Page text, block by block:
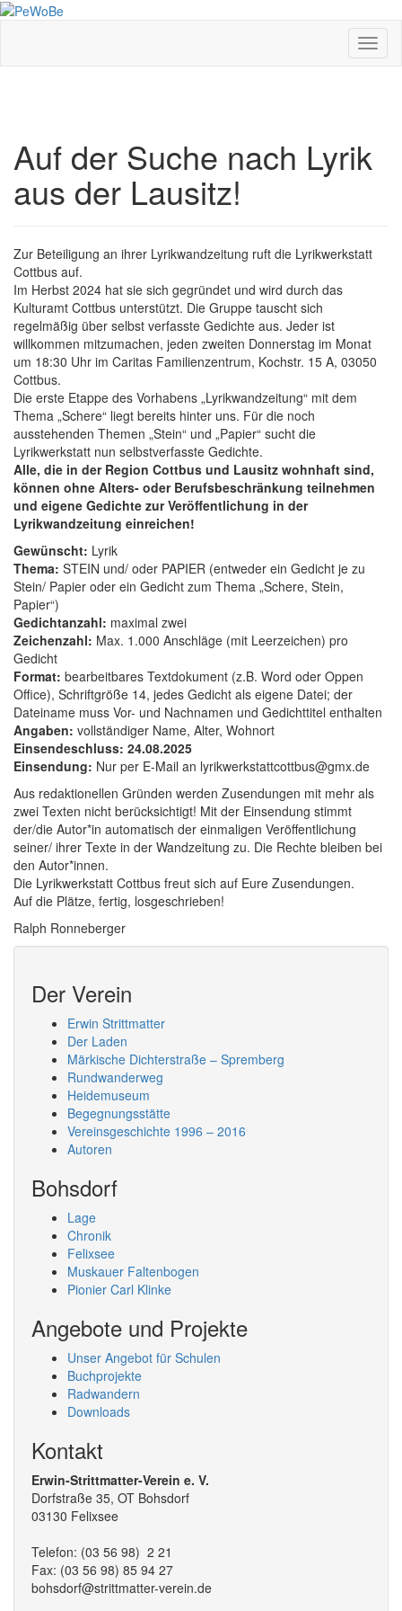
Skip
content
Auf der Suche nach Lyrik
aus der Lausitz!
Zur Beteiligung an ihrer Lyrikwandzeitung ruft die Lyrikwerkstatt
Cottbus auf.
Im Herbst 2024 hat sie sich gegründet und wird durch das
Kulturamt Cottbus unterstützt. Die Gruppe tauscht sich
regelmäßig über selbst verfasste Gedichte aus. Jeder ist
willkommen mitzumachen, jeden zweiten Donnerstag im Monat
um 18:30 Uhr im Caritas Familienzentrum, Kochstr. 15 A, 03050
Cottbus.
Die erste Etappe des Vorhabens „Lyrikwandzeitung“ mit dem
Thema „Schere“ liegt bereits hinter uns. Für die noch
ausstehenden Themen „Stein“ und „Papier“ sucht die
Lyrikwerkstatt nun selbstverfasste Gedichte.
Alle, die in der Region Cottbus und Lausitz wohnhaft sind,
können ohne Alters- oder Berufsbeschränkung teilnehmen
und eigene Gedichte zur Veröffentlichung in der
Lyrikwandzeitung einreichen!
Gewünscht: Lyrik
Thema: STEIN und/ oder PAPIER (entweder ein Gedicht je zu
Stein/ Papier oder ein Gedicht zum Thema „Schere, Stein,
Papier“)
Gedichtanzahl: maximal zwei
Zeichenzahl: Max. 1.000 Anschläge (mit Leerzeichen) pro
Gedicht
Format: bearbeitbares Textdokument (z.B. Word oder Oppen
Office), Schriftgröße 14, jedes Gedicht als eigene Datei; der
Dateiname muss Vor- und Nachnamen und Gedichttitel enthalten
Angaben: vollständiger Name, Alter, Wohnort
Einsendeschluss: 24.08.2025
Einsendung: Nur per E-Mail an lyrikwerkstattcottbus@gmx.de
Aus redaktionellen Gründen werden Zusendungen mit mehr als
zwei Texten nicht berücksichtigt! Mit der Einsendung stimmt
der/die Autor*in automatisch der einmaligen Veröffentlichung
seiner/ ihrer Texte in der Wandzeitung zu. Die Rechte bleiben bei
den Autor*innen.
Die Lyrikwerkstatt Cottbus freut sich auf Eure Zusendungen.
Auf die Plätze, fertig, losgeschrieben!
Ralph Ronneberger
Der Verein
Erwin Strittmatter
Der Laden
Märkische Dichterstraße – Spremberg
Rundwanderweg
Heidemuseum
Begegnungsstätte
Vereinsgeschichte 1996 – 2016
Autoren
Bohsdorf
Lage
Chronik
Felixsee
Muskauer Faltenbogen
Pionier Carl Klinke
Angebote und Projekte
Unser Angebot für Schulen
Buchprojekte
Radwandern
Downloads
Kontakt
Erwin-Strittmatter-Verein e. V.
Dorfstraße 35, OT Bohsdorf
03130 Felixsee
Telefon: (03 56 98) 2 21
Fax: (03 56 98) 85 94 27
bohsdorf@strittmatter-verein.de